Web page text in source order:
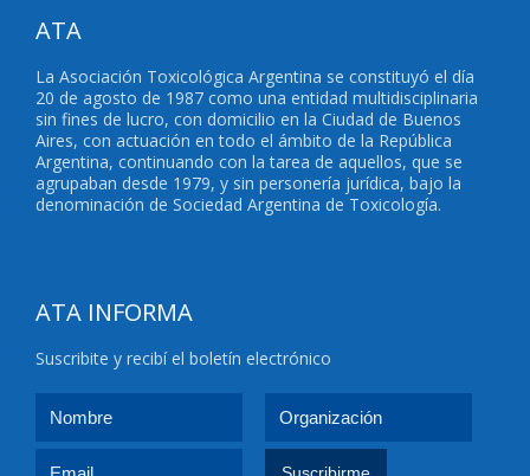
ATA
La Asociación Toxicológica Argentina se constituyó el día
20 de agosto de 1987 como una entidad multidisciplinaria
sin fines de lucro, con domicilio en la Ciudad de Buenos
Aires, con actuación en todo el ámbito de la República
Argentina, continuando con la tarea de aquellos, que se
agrupaban desde 1979, y sin personería jurídica, bajo la
denominación de Sociedad Argentina de Toxicología.
ATA INFORMA
Suscribite y recibí el boletín electrónico